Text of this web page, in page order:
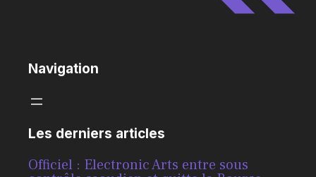
Navigation
Les derniers articles
Officiel : Electronic Arts entre sous